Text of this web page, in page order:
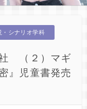
・シナリオ学科
社 （２）マギ
』児童書発売